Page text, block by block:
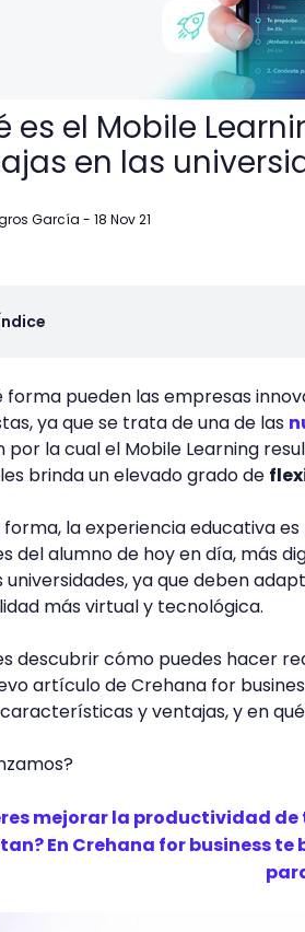
es el Mobile
en las
García - 18 Nov 21
forma pueden las empresas
ya que se trata de una de las
por la cual el Mobile Learning
brinda un elevado grado de
forma, la experiencia educativa
del alumno de hoy en día, más
universidades, ya que deben
más virtual y tecnológica.
descubrir cómo puedes hacer
artículo de Crehana for
y ventajas, y en
mejorar la productividad
En Crehana for business